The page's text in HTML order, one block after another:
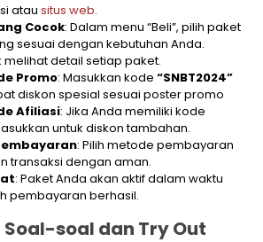
atau situs web.
Cocok: Dalam menu “Beli”, pilih paket
sesuai dengan kebutuhan Anda.
melihat detail setiap paket.
Promo: Masukkan kode “SNBT2024”
diskon spesial sesuai poster promo
Afiliasi: Jika Anda memiliki kode
untuk diskon tambahan.
: Pilih metode pembayaran
transaksi dengan aman.
: Paket Anda akan aktif dalam waktu
pembayaran berhasil.
soal dan Try Out